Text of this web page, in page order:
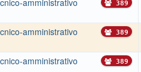
amministrativo 389
amministrativo 389
amministrativo 389